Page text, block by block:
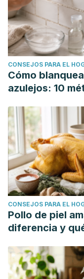
CONSEJOS PARA EL
Cómo
azulejos: 10
CONSEJOS PARA EL
Pollo de piel
diferencia y